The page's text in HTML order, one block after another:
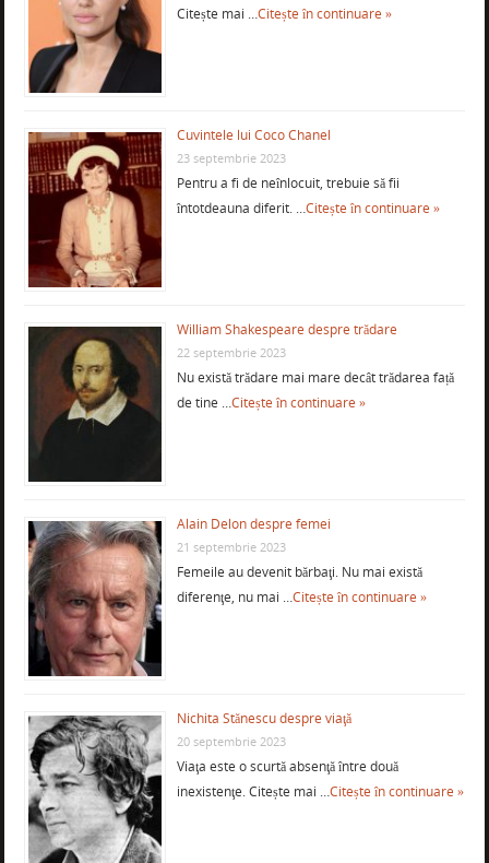
Citește mai …Citește în continuare »
Cuvintele lui Coco Chanel
23 septembrie 2023
Pentru a fi de neînlocuit, trebuie să fii
întotdeauna diferit. …Citește în continuare »
William Shakespeare despre trădare
22 septembrie 2023
Nu există trădare mai mare decât trădarea față
de tine …Citește în continuare »
Alain Delon despre femei
21 septembrie 2023
Femeile au devenit bărbaţi. Nu mai există
diferenţe, nu mai …Citește în continuare »
Nichita Stănescu despre viaţă
20 septembrie 2023
Viaţa este o scurtă absenţă între două
inexistenţe. Citește mai …Citește în continuare »